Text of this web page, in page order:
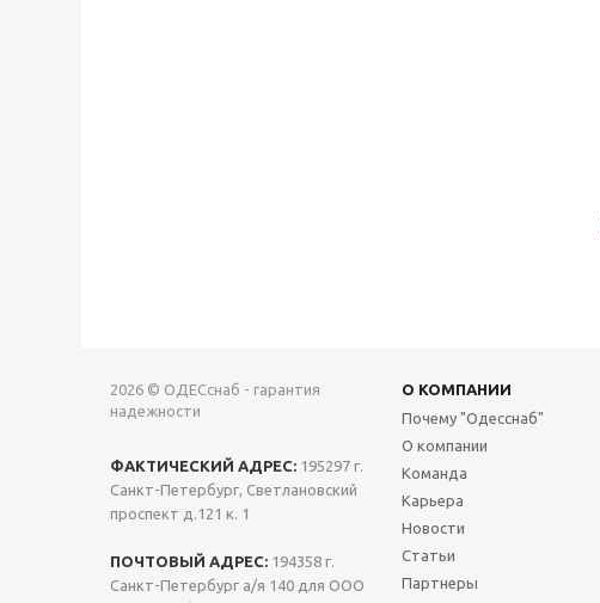
2026 © ОДЕСснаб - гарантия
надежности
ФАКТИЧЕСКИЙ АДРЕС: 195297 г.
Санкт-Петербург, Светлановский
проспект д.121 к. 1
ПОЧТОВЫЙ АДРЕС: 194358 г.
Санкт-Петербург а/я 140 для ООО
О КОМПАНИИ
Почему "Одесснаб"
О компании
Команда
Карьера
Новости
Статьи
Партнеры